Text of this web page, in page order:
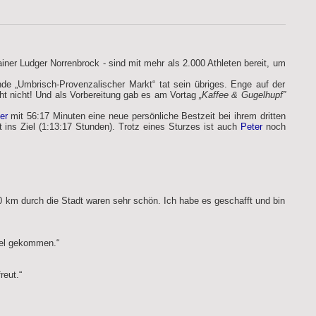
Ludger Norrenbrock - sind mit mehr als 2.000 Athleten bereit, um
„Umbrisch-Provenzalischer Markt“ tat sein übriges. Enge auf der
nicht! Und als Vorbereitung gab es am Vortag„Kaffee & Gugelhupf”
mit 56:17 Minuten eine neue persönliche Bestzeit bei ihrem dritten
Ziel (1:13:17 Stunden). Trotz eines Sturzes ist auch Peter noch
durch die Stadt waren sehr schön. Ich habe es geschafft und bin
gekommen.“